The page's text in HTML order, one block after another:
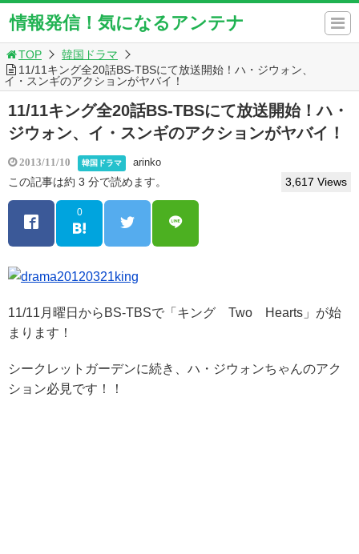
情報発信！気になるアンテナ
TOP
韓国ドラマ
11/11キング全20話BS-TBSにて放送開始！ハ・ジウォン、
イ・スンギのアクションがヤバイ！
11/11キング全20話BS-TBSにて放送開始！ハ・
ジウォン、イ・スンギのアクションがヤバイ！
2013/11/10 韓国ドラマ arinko
この記事は約 3 分で読めます。 3,617 Views
0
11/11月曜日からBS-TBSで「キング Two Hearts」が始
まります！
シークレットガーデンに続き、ハ・ジウォンちゃんのアク
ション必見です！！